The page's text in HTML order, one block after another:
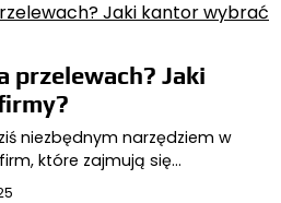
przelewach? Jaki
niezbędnym narzędziem w
które zajmują się…